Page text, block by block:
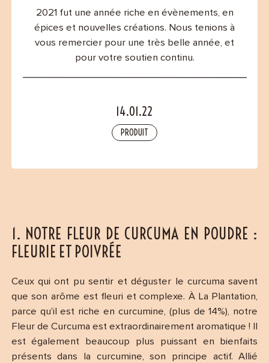
2021 fut une année riche en évènements, en
épices et nouvelles créations. Nous tenions à
vous remercier pour une très belle année, et
pour votre soutien continu.
14.01.22
PRODUIT
1. NOTRE FLEUR DE CURCUMA EN POUDRE :
FLEURIE ET POIVRÉE
Ceux qui ont pu sentir et déguster le curcuma savent
que son arôme est fleuri et complexe. À La Plantation,
parce qu’il est riche en curcumine, (plus de 14%), notre
Fleur de Curcuma est extraordinairement aromatique ! Il
est également beaucoup plus puissant en bienfaits
présents dans la curcumine, son principe actif. Allié